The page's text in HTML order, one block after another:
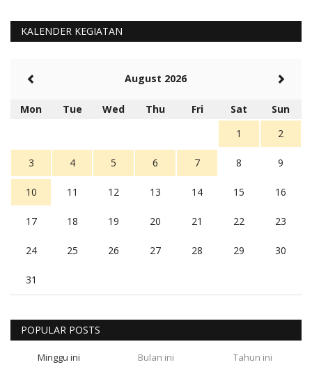
KALENDER KEGIATAN
August 2026
Mon Tue Wed Thu Fri Sat
Sun
1
2
3 4 5 6 7 8 9
10 11 12 13 14 15 16
17 18 19 20 21 22 23
24 25 26 27 28 29 30
31
POPULAR POSTS
Minggu ini Bulan ini Tahun ini